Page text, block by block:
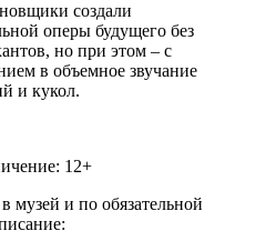
создали
оперы будущего без
но при этом – с
в объемное звучание
и кукол.
12+
музей и по обязательной